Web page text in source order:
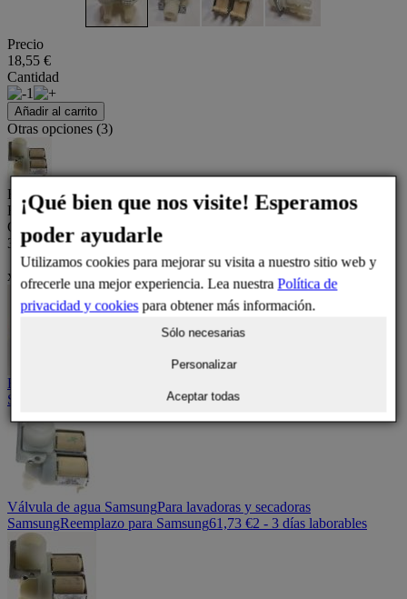
Precio
18,55 €
Cantidad
1
Añadir al carrito
Otras opciones (3)
Electroválvula Samsung 2 vías
Repuesto para lavadoras y secadoras
Otras opciones (3)
33,34 € - 70,88 €
x
Electroválvula 2 vías
Samsung
2 - 3 días laborables
Válvula de agua SamsungPara lavadoras y secadoras
SamsungReemplazo para Samsung61,73 €2 - 3 días laborables
¡Qué bien que nos visite! Esperamos
poder ayudarle
Utilizamos cookies para mejorar su visita a nuestro sitio web y
ofrecerle una mejor experiencia. Lea nuestra Política de
privacidad y cookiespara obtener más información.
Sólo necesarias
Personalizar
Aceptar todas